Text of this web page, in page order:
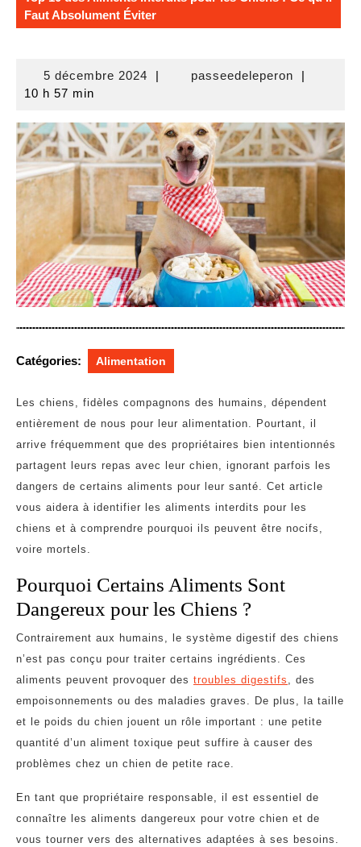
Faut Absolument Éviter
5 décembre 20245
| passeedeleperon
|
10 h 57 min
Catégories: Alimentation
Les chiens, fidèles compagnons des humains, dépendent
entièrement de nous pour leur alimentation. Pourtant, il
arrive fréquemment que des propriétaires bien intentionnés
partagent leurs repas avec leur chien, ignorant parfois les
dangers de certains aliments pour leur santé. Cet article
vous aidera à identifier les aliments interdits pour les
chiens et à comprendre pourquoi ils peuvent être nocifs,
voire mortels.
Pourquoi Certains Aliments Sont
Dangereux pour les Chiens ?
Contrairement aux humains, le système digestif des chiens
n’est pas conçu pour traiter certains ingrédients. Ces
aliments peuvent provoquer des troubles digestifs , des
empoisonnements ou des maladies graves. De plus, la taille
et le poids du chien jouent un rôle important : une petite
quantité d’un aliment toxique peut suffire à causer des
problèmes chez un chien de petite race.
En tant que propriétaire responsable, il est essentiel de
connaître les aliments dangereux pour votre chien et de
vous tourner vers des alternatives adaptées à ses besoins.